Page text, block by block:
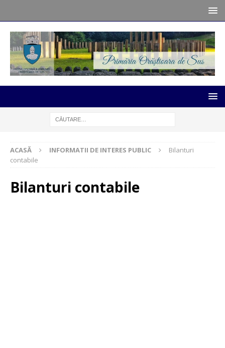
ACASĂ INFORMATII DE INTERES PUBLIC
Bilanturi
contabile
Bilanturi contabile